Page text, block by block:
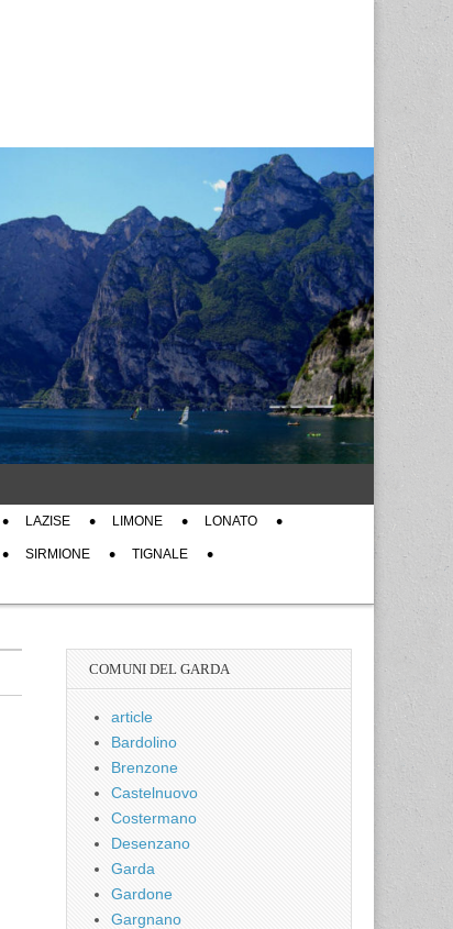
LAZISE LIMONE LONATO
SIRMIONE TIGNALE
COMUNI DEL GARDA
article
Bardolino
Brenzone
Castelnuovo
Costermano
Desenzano
Garda
Gardone
Gargnano